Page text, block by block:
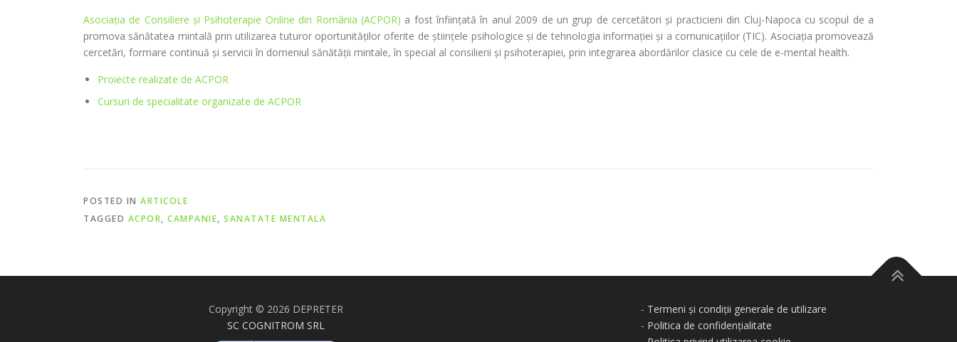
Asociaţia de Consiliere şi Psihoterapie Online din România (ACPOR) a fost înfiinţată în anul 2009 de un grup de cercetători și practicieni din Cluj-Napoca cu scopul de a
promova sănătatea mintală prin utilizarea tuturor oportunităților oferite de științele psihologice și de tehnologia informației și a comunicațiilor (TIC). Asociaţia promovează
cercetări, formare continuă şi servicii în domeniul sănătăţii mintale, în special al consilierii şi psihoterapiei, prin integrarea abordărilor clasice cu cele de e-mental health.
Proiecte realizate de ACPOR
Cursuri de specialitate organizate de ACPOR
POSTED IN ARTICOLE
TAGGED ACPOR, CAMPANIE, SANATATE MENTALA
Copyright © 2026 DEPRETER
SC COGNITROM SRL
- Termeni și condiții generale de utilizare
- Politica de confidențialitate